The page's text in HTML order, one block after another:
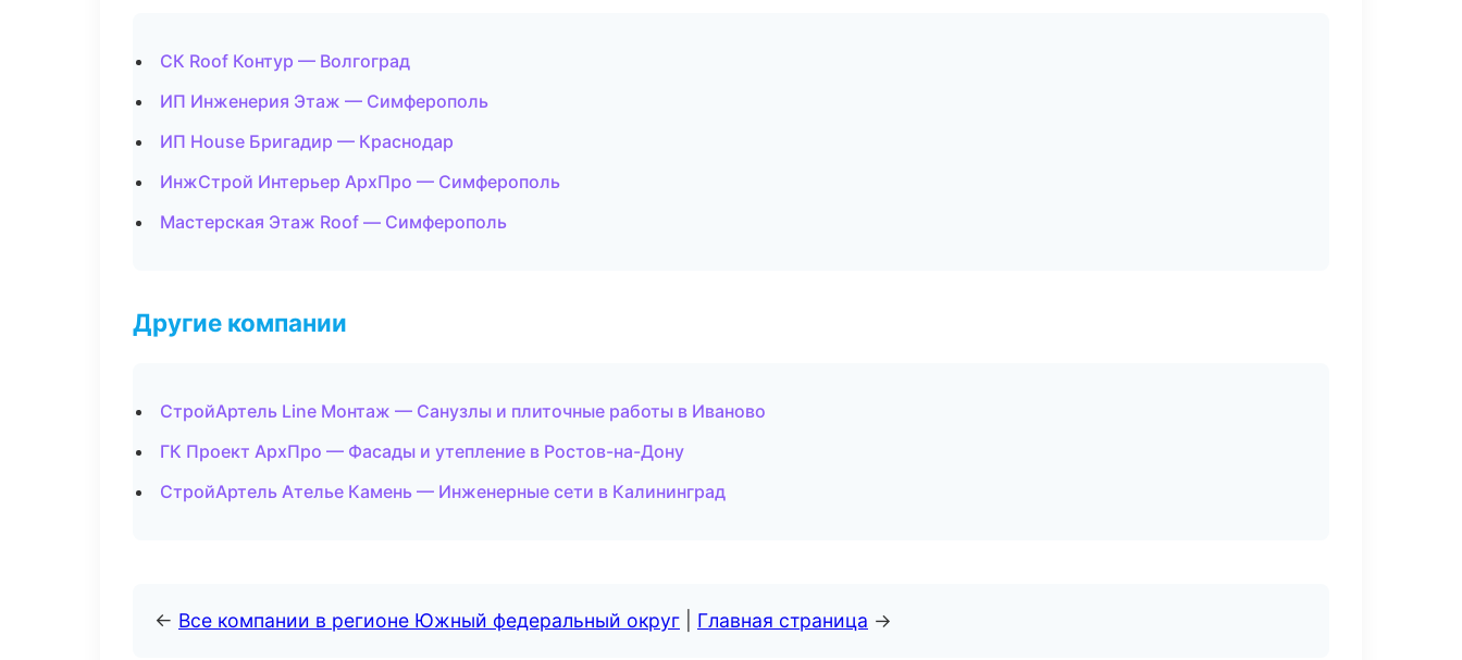
СК Roof Контур — Волгоград
ИП Инженерия Этаж — Симферополь
ИП House Бригадир — Краснодар
ИнжСтрой Интерьер АрхПро — Симферополь
Мастерская Этаж Roof — Симферополь
Другие компании
СтройАртель Line Монтаж — Санузлы и плиточные работы в Иваново
ГК Проект АрхПро — Фасады и утепление в Ростов-на-Дону
СтройАртель Ателье Камень — Инженерные сети в Калининград
← Все компании в регионе Южный федеральный округ Главная страница →